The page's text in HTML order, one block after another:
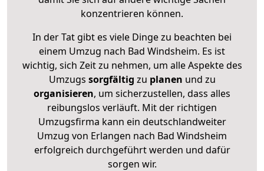
konzentrieren können.
In der Tat gibt es viele Dinge zu beachten bei
einem Umzug nach Bad Windsheim. Es ist
wichtig, sich Zeit zu nehmen, um alle Aspekte des
Umzugs sorgfältig zu planen und zu
organisieren, um sicherzustellen, dass alles
reibungslos verläuft. Mit der richtigen
Umzugsfirma kann ein deutschlandweiter
Umzug von Erlangen nach Bad Windsheim
erfolgreich durchgeführt werden und dafür
sorgen wir.